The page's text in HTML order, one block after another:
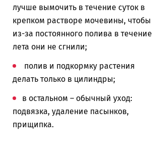
лучше вымочить в течение суток в
крепком растворе мочевины, чтобы
из-за постоянного полива в течение
лета они не сгнили;
полив и подкормку растения
делать только в цилиндры;
в остальном – обычный уход:
подвязка, удаление пасынков,
прищипка.